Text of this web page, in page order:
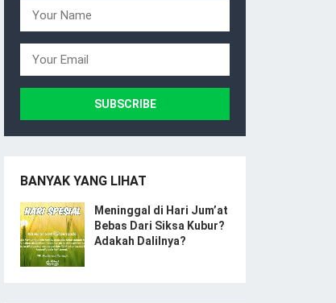
BANYAK YANG LIHAT
Meninggal di Hari Jum’at
Bebas Dari Siksa Kubur?
Adakah Dalilnya?